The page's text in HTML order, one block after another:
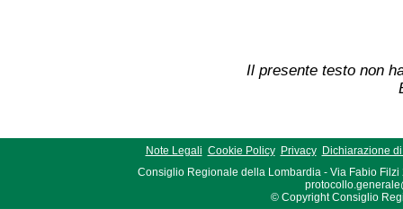
Il presente testo non
Note Legali Cookie Policy Privacy
Dichiarazione
Consiglio Regionale della Lombardia - Via Fabio Filzi
© Copyright Consiglio